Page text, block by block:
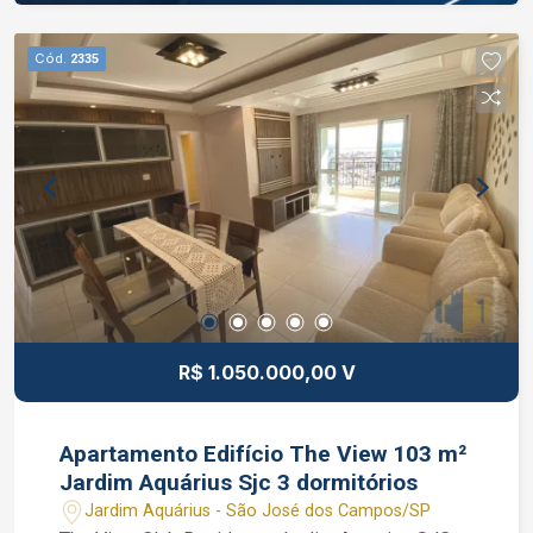
Cód. 2335
R$ 1.050.000,00 V
Apartamento Edifício The View 103 m²
Jardim Aquárius Sjc 3 dormitórios
Jardim Aquárius - São José dos Campos/SP